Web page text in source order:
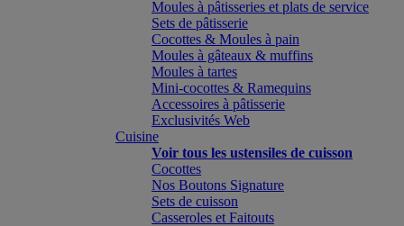
Moules à pâtisseries et plats de service
Sets de pâtisserie
Cocottes & Moules à pain
Moules à gâteaux & muffins
Moules à tartes
Mini-cocottes & Ramequins
Accessoires à pâtisserie
Exclusivités Web
Cuisine
Voir tous les ustensiles de cuisson
Cocottes
Nos Boutons Signature
Sets de cuisson
Casseroles et Faitouts